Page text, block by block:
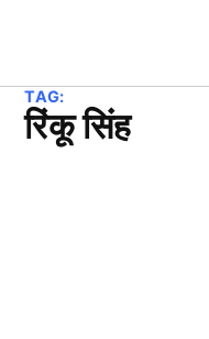
TAG:
रिंकू सिंह